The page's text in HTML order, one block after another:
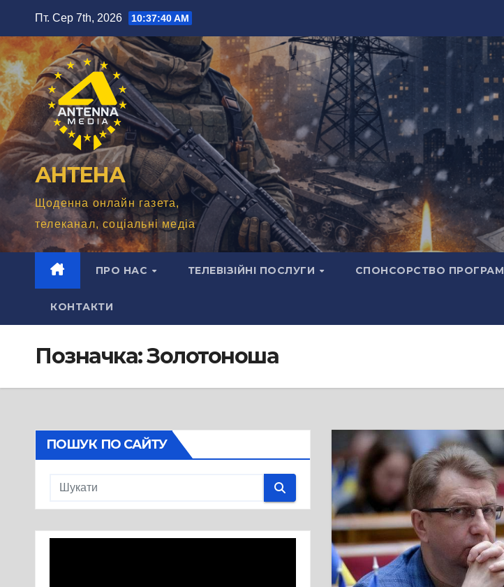
вмісту
Пт. Сер 7th, 2026 10:37:41 AM
АНТЕНА
Щоденна онлайн газета,
телеканал, соціальні медіа
ПРО НАС ТЕЛЕВІЗІЙНІ ПОСЛУГИ СПОНСОРСТВО ПРОГРАМ
КОНТАКТИ
Позначка:Золотоноша
ПОШУК ПО САЙТУ